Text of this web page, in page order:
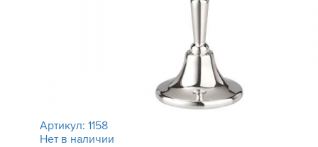
Артикул: 1158
Нет в наличии